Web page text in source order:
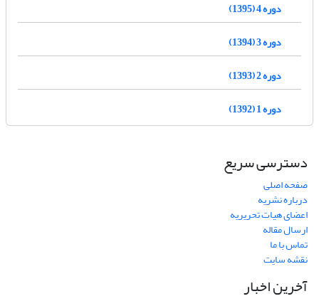
دوره 4 (1395)
دوره 3 (1394)
دوره 2 (1393)
دوره 1 (1392)
دسترسی سریع
صفحه اصلی
درباره نشریه
اعضای هیات تحریریه
ارسال مقاله
تماس با ما
نقشه سایت
آخرین اخبار